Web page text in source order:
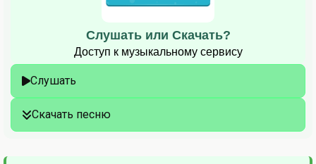
Слушать или Скачать?
Доступ к музыкальному сервису
Слушать
Скачать песню